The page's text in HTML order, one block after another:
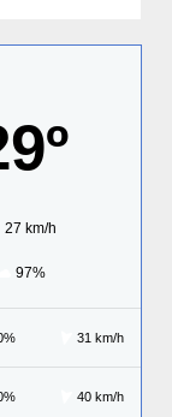
27 km/h
97%
31 km/h
40 km/h